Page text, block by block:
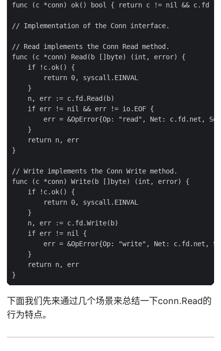
func (c *conn) ok() bool { return c != nil && c.fd
// Implementation of the Conn interface.
// Read implements the Conn Read method.
func (c *conn) Read(b []byte) (int, error) {
    if !c.ok() {
        return 0, syscall.EINVAL
    }
    n, err := c.fd.Read(b)
    if err != nil && err != io.EOF {
err = &OpError{Op: "read", Net: c.fd.net,
    }
    return n, err
}
// Write implements the Conn Write method.
func (c *conn) Write(b []byte) (int, error) {
    if !c.ok() {
        return 0, syscall.EINVAL
    }
    n, err := c.fd.Write(b)
    if err != nil {
err = &OpError{Op: "write", Net: c.fd.net,
    }
    return n, err
下面我们先来通过几个场景来总结一下conn.Read的
行为特点。